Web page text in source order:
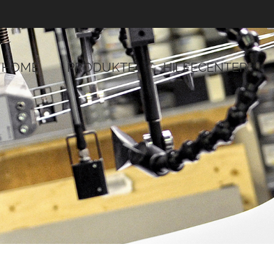
HOME PRODUKTE HILFECENTER